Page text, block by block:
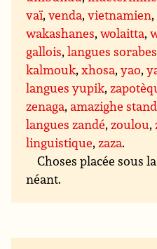
vaï,venda,vietnamien,
wakashanes,wolaitta,
gallois,langues sorabes
kalmouk,xhosa,yao,
langues yupik,
zenaga,amazighe
langues zandé,zoulou,
linguistique,zaza.
Choses placée sous
néant.